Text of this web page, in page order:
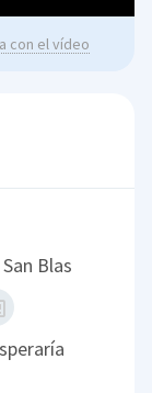
con el vídeo
Blas